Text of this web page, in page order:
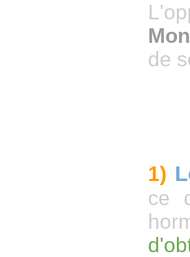
de
1)
ce